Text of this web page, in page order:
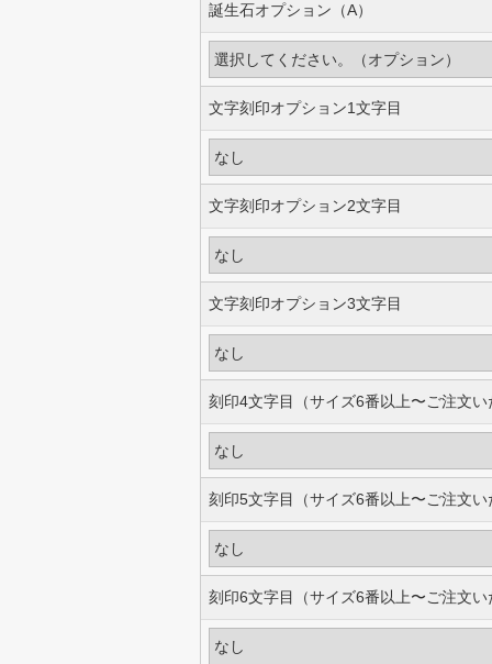
誕生石オプション（A）
文字刻印オプション1文字目
文字刻印オプション2文字目
文字刻印オプション3文字目
刻印4文字目（サイズ6番以上〜ご注文い
刻印5文字目（サイズ6番以上〜ご注文い
刻印6文字目（サイズ6番以上〜ご注文い